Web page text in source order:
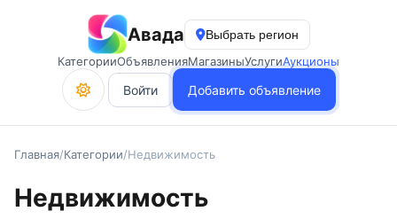
Авада
Выбрать регион
КатегорииОбъявленияМагазиныУслугиАукционы
Войти Добавить объявление
Главная/Категории/Недвижимость
Недвижимость